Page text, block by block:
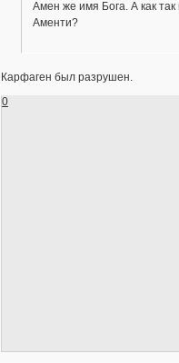
Амен же имя Бога. А как
Аменти?
Карфаген был разрушен.
0